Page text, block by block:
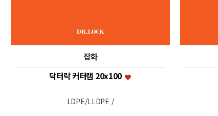
잡화
닥터락 커터랩 20x100
LDPE/LLDPE /